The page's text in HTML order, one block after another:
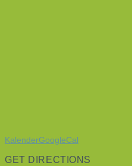
KalenderGoogleCal
GET DIRECTIONS